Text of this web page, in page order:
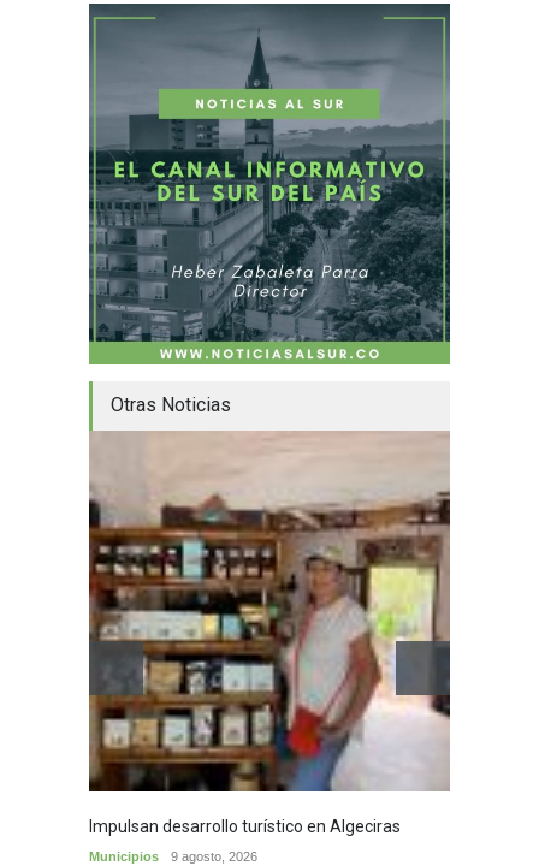
Otras Noticias
Impulsan desarrollo turístico en Algeciras
Municipios 9 agosto, 2026